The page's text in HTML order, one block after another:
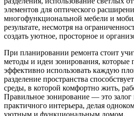
элементов для оптического
многофункциональной мебели и
результате, несмотря на
создать уютное, просторное и
При планировании ремонта стоит
методы и идеи зонирования, которые
эффективно использовать каждую
разделение пространства
среды, в которой комфортно жить,
Правильное зонирование — это
практичного интерьера, делая